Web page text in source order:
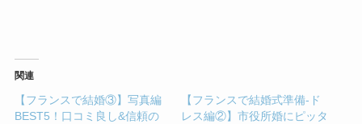
関連
【フランスで結婚③】写真編
BEST5！口コミ良し&信頼の
【フランスで結婚式準備-ド
レス編②】市役所婚にピッタ